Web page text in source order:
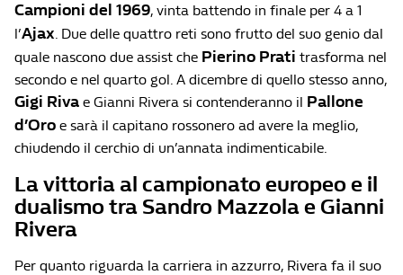
Campioni del 1969, vinta battendo in finale per 4 a 1
l’Ajax. Due delle quattro reti sono frutto del suo genio dal
quale nascono due assist che Pierino Prati trasforma nel
secondo e nel quarto gol. A dicembre di quello stesso anno,
Gigi Riva e Gianni Rivera si contenderanno il Pallone
d’Oro e sarà il capitano rossonero ad avere la meglio,
chiudendo il cerchio di un’annata indimenticabile.
La vittoria al campionato europeo e il
dualismo tra Sandro Mazzola e Gianni
Rivera
Per quanto riguarda la carriera in azzurro, Rivera fa il suo